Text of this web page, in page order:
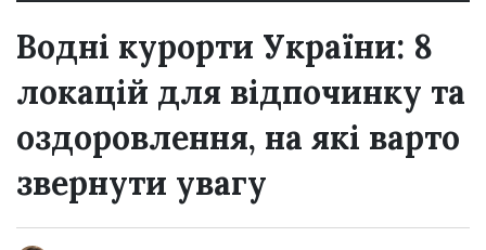
Водні курорти України: 8
локацій для відпочинку та
оздоровлення, на які варто
звернути увагу